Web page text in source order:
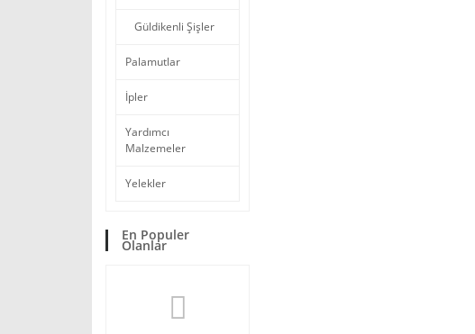
Güldikenli Şişler
Palamutlar
İpler
Yardımcı
Malzemeler
Yelekler
En Populer
Olanlar